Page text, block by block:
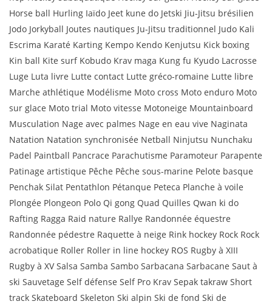
Horse ball Hurling Iaïdo Jeet kune do Jetski Jiu-Jitsu brésilien
Jodo Jorkyball Joutes nautiques Ju-Jitsu traditionnel Judo Kali
Escrima Karaté Karting Kempo Kendo Kenjutsu Kick boxing
Kin ball Kite surf Kobudo Krav maga Kung fu Kyudo Lacrosse
Luge Luta livre Lutte contact Lutte gréco-romaine Lutte libre
Marche athlétique Modélisme Moto cross Moto enduro Moto
sur glace Moto trial Moto vitesse Motoneige Mountainboard
Musculation Nage avec palmes Nage en eau vive Naginata
Natation Natation synchronisée Netball Ninjutsu Nunchaku
Padel Paintball Pancrace Parachutisme Paramoteur Parapente
Patinage artistique Pêche Pêche sous-marine Pelote basque
Penchak Silat Pentathlon Pétanque Peteca Planche à voile
Plongée Plongeon Polo Qi gong Quad Quilles Qwan ki do
Rafting Ragga Raid nature Rallye Randonnée équestre
Randonnée pédestre Raquette à neige Rink hockey Rock Rock
acrobatique Roller Roller in line hockey ROS Rugby à XIII
Rugby à XV Salsa Samba Sambo Sarbacana Sarbacane Saut à
ski Sauvetage Self défense Self Pro Krav Sepak takraw Short
track Skateboard Skeleton Ski alpin Ski de fond Ski de